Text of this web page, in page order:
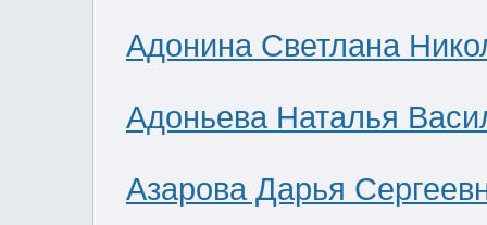
Адонина Светлана
Адоньева Наталья
Азарова Дарья